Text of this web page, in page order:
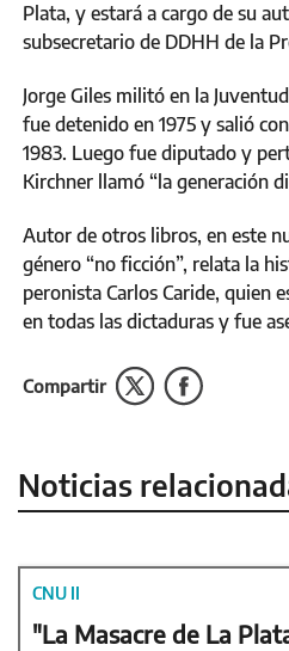
Plata, y estará a cargo de su
subsecretario de DDHH de la
Jorge Giles militó en la
fue detenido en 1975 y salió
1983. Luego fue diputado y
Kirchner llamó “la generación
Autor de otros libros, en este
género “no ficción”, relata la
peronista Carlos Caride, quien
en todas las dictaduras y fue
Compartir
Noticias
CNU II
"La Masacre de La